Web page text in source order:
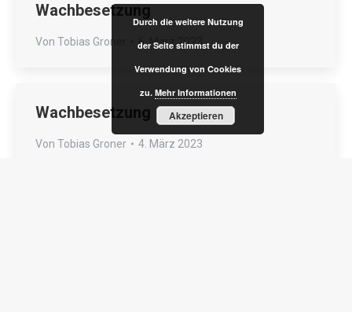
Wachbesetzung
Von Tobias Groner 6. März 2023
Wachbesetzung
Von Tobias Groner 4. März 2023
Durch die weitere Nutzung
der Seite stimmst du der
Verwendung von Cookies
zu. Mehr Informationen
Akzeptieren